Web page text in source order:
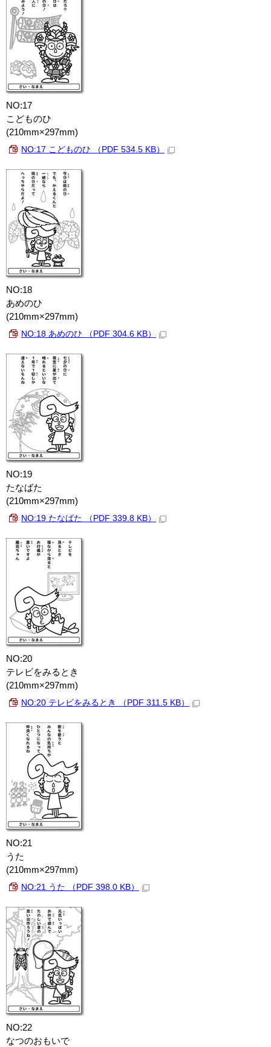
NO:17
こどものひ
(210mm×297mm)
NO:17 こどものひ （PDF 534.5 KB）
NO:18
あめのひ
(210mm×297mm)
NO:18 あめのひ （PDF 304.6 KB）
NO:19
たなばた
(210mm×297mm)
NO:19 たなばた （PDF 339.8 KB）
NO:20
テレビをみるとき
(210mm×297mm)
NO:20 テレビをみるとき （PDF 311.5 KB）
NO:21
うた
(210mm×297mm)
NO:21 うた （PDF 398.0 KB）
NO:22
なつのおもいで